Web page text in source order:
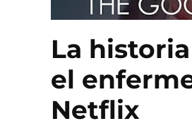
La
el
Netflix